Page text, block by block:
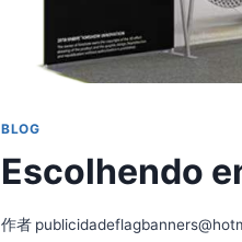
BLOG
Escolhendo
作者